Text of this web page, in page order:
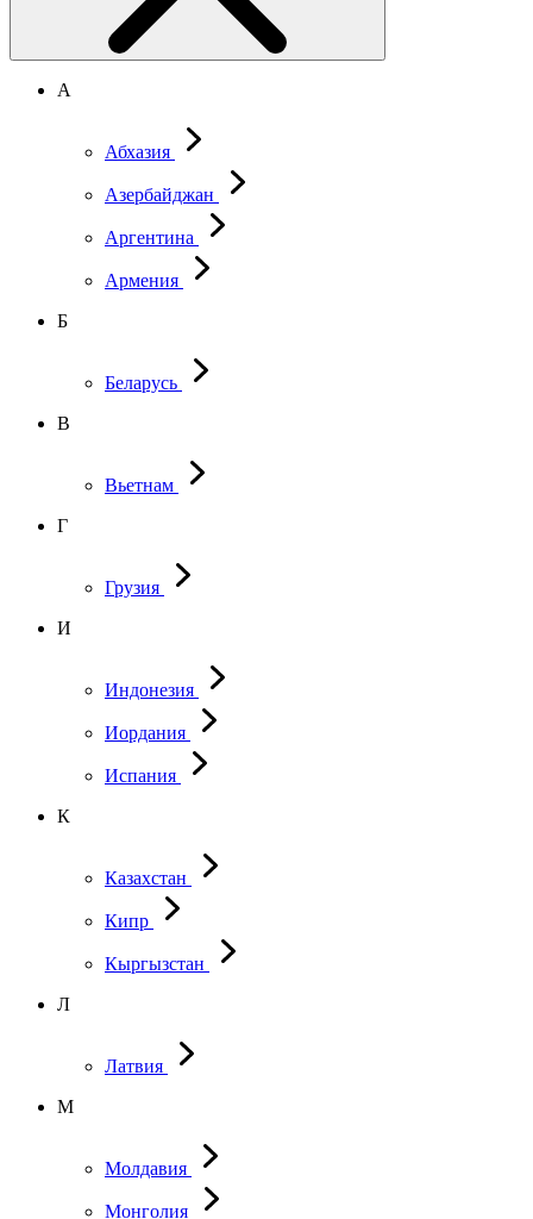
А
Абхазия
Азербайджан
Аргентина
Армения
Б
Беларусь
В
Вьетнам
Г
Грузия
И
Индонезия
Иордания
Испания
К
Казахстан
Кипр
Кыргызстан
Л
Латвия
М
Молдавия
Монголия